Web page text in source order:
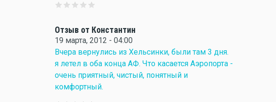
Отзыв от Константин
19 марта, 2012 - 04:00
Вчера вернулись из Хельсинки, были там 3 дня.
я летел в оба конца АФ. Что касается Аэропорта -
очень приятный, чистый, понятный и
комфортный.